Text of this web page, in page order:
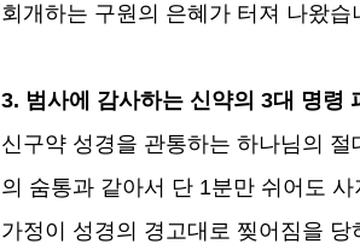
회개하는 구원의 은혜가 터져 나왔습
3. 범사에 감사하는 신약의 3대 명령
신구약 성경을 관통하는 하나님의
의 숨통과 같아서 단 1분만 쉬어도 사
가정이 성경의 경고대로 찢어짐을